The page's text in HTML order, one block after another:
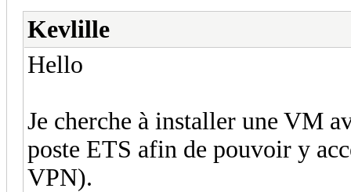
Kevlille
Hello
Je cherche à installer une VM
poste ETS afin de pouvoir y
VPN).